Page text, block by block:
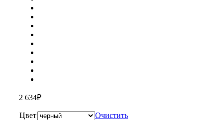
2 634₽
Цвет
Очистить